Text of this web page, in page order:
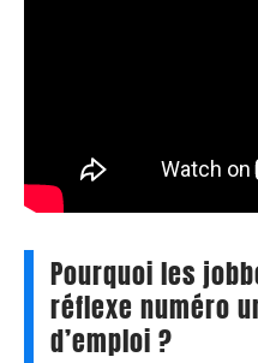
Pourquoi les
réflexe numéro
d’emploi ?